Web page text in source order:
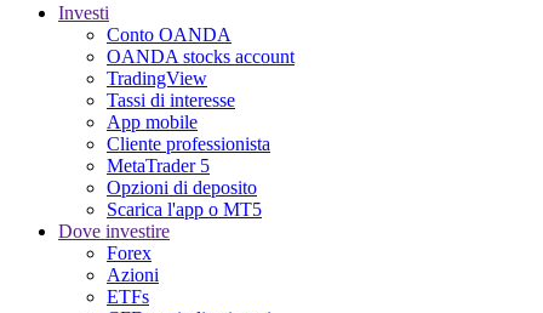
Investi
Conto OANDA
OANDA stocks account
TradingView
Tassi di interesse
App mobile
Cliente professionista
MetaTrader 5
Opzioni di deposito
Scarica l'app o MT5
Dove investire
Forex
Azioni
ETFs